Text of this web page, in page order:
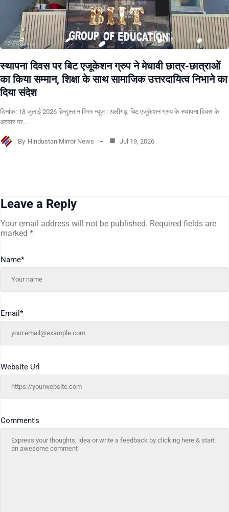
स्थापना दिवस पर बिट एजूकेशन ग्रुप ने मेधावी छात्र-छात्राओं
का किया सम्मान, शिक्षा के साथ सामाजिक उत्तरदायित्व निभाने का
दिया संदेश
दिनांक: 18 जुलाई 2026 हिन्दुस्तान मिरर न्यूज़ : अलीगढ़; बिट एजूकेशन ग्रुप के स्थापना दिवस के
अवसर पर…
By Hindustan Mirror News Jul 19, 2026
Leave a Reply
Your email address will not be published. Required fields are
marked *
Comment's
Name*
Email *
Website Url